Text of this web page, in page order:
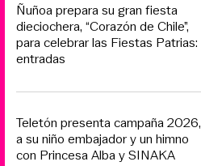
Ñuñoa prepara su gran fiesta
dieciochera, “Corazón de Chile”,
para celebrar las Fiestas Patrias:
entradas
Teletón presenta campaña 2026,
a su niño embajador y un himno
con Princesa Alba y SINAKA